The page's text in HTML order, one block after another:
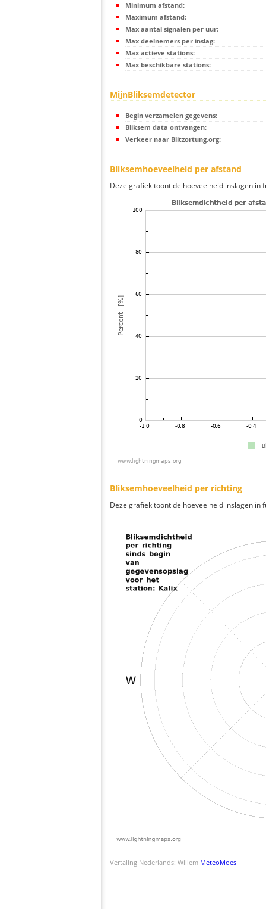
Minimum afstand:
Maximum afstand:
Max aantal signalen per uur:
Max deelnemers per inslag:
Max actieve stations:
Max beschikbare stations:
MijnBliksemdetector
Begin verzamelen gegevens:
Bliksem data ontvangen:
Verkeer naar Blitzortung.org:
Bliksemhoeveelheid per afstand
Deze grafiek toont de hoeveelheid inslagen in
Bliksemhoeveelheid per richting
Deze grafiek toont de hoeveelheid inslagen
Vertaling Nederlands: Willem MeteoMoes